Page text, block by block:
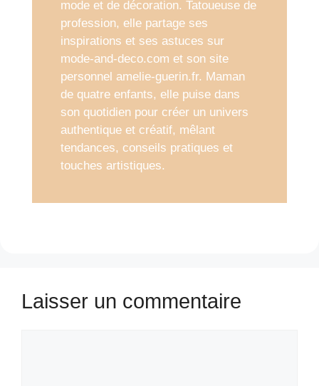
mode et de décoration. Tatoueuse de
profession, elle partage ses
inspirations et ses astuces sur
mode-and-deco.com et son site
personnel amelie-guerin.fr. Maman
de quatre enfants, elle puise dans
son quotidien pour créer un univers
authentique et créatif, mêlant
tendances, conseils pratiques et
touches artistiques.
Laisser un commentaire